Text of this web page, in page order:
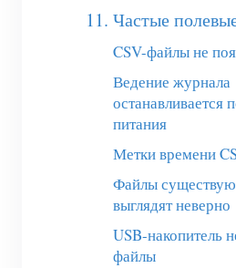
11. Частые
CSV-файлы не
Ведение журнала
останавливается
питания
Метки времени
Файлы
выглядят неверно
USB-накопитель
файлы